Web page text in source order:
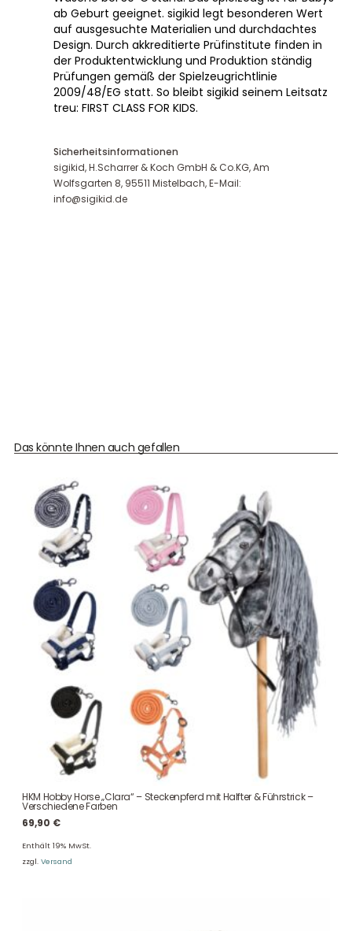
ab Geburt geeignet. sigikid legt besonderen Wert
auf ausgesuchte Materialien und durchdachtes
Design. Durch akkreditierte Prüfinstitute finden in
der Produktentwicklung und Produktion ständig
Prüfungen gemäß der Spielzeugrichtlinie
2009/48/EG statt. So bleibt sigikid seinem Leitsatz
treu: FIRST CLASS FOR KIDS.
Sicherheitsinformationen
sigikid, H.Scharrer & Koch GmbH & Co.KG, Am
Wolfsgarten 8, 95511 Mistelbach, E-Mail:
info@sigikid.de
Das könnte Ihnen auch gefallen
HKM Hobby Horse „Clara“ – Steckenpferd mit Halfter & Führstrick –
Verschiedene Farben
69,90 €
Enthält 19% MwSt.
zzgl. Versand